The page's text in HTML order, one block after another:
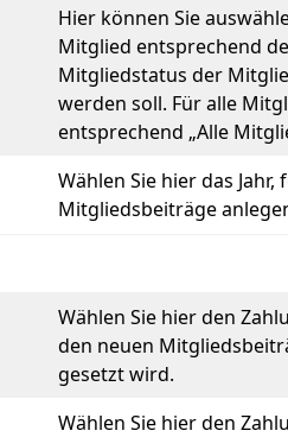
Hier können Sie
Mitglied entsprechend
Mitgliedstatus der
werden soll. Für alle
entsprechend „Alle
Wählen Sie hier das Jahr,
Mitgliedsbeiträge
Wählen Sie hier den
den neuen
gesetzt wird.
Wählen Sie hier den